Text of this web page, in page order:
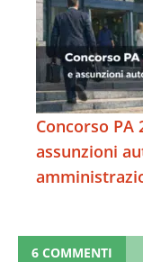
Concorso PA
assunzioni
6 COMMENTI